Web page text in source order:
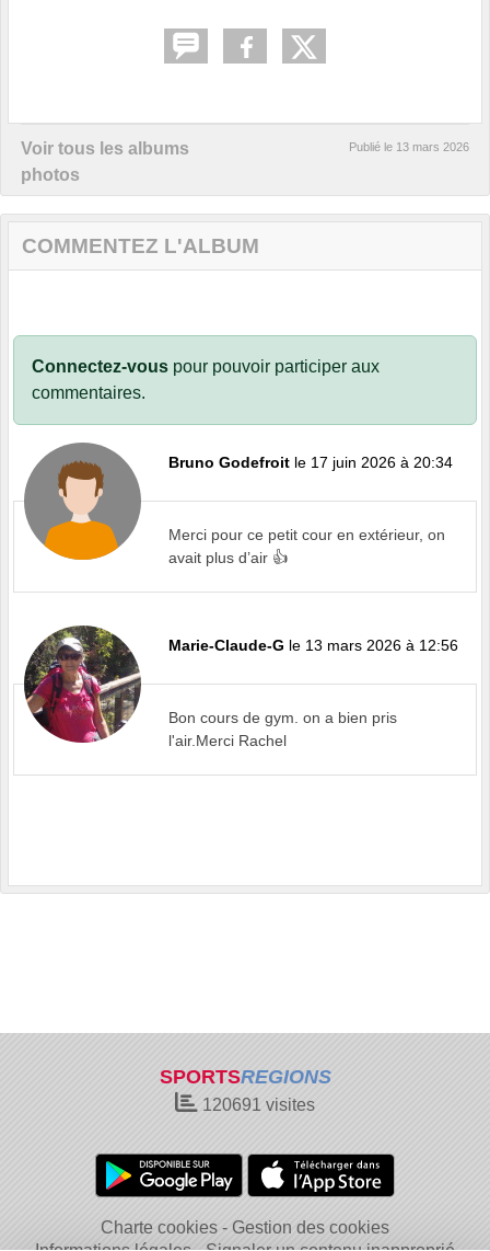
Voir tous les albums
photos
Publié le 13 mars 2026
COMMENTEZ L'ALBUM
Connectez-vous pour pouvoir participer aux
commentaires.
Bruno Godefroit le 17 juin 2026 à 20:34
Merci pour ce petit cour en extérieur, on
avait plus d’air 👍
Marie-Claude-G le 13 mars 2026 à 12:56
Bon cours de gym. on a bien pris
l'air.Merci Rachel
SPORTSREGIONS
120691 visites
Charte cookies
Gestion des cookies